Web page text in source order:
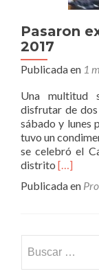
Pasaron
2017
Publicada en 1
Una multitud
disfrutar de
sábado y lunes
tuvo un
se celebró el
distrito Leer
2017
[…]
Publicada en